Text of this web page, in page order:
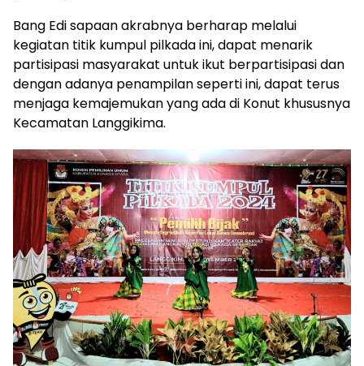
Bang Edi sapaan akrabnya berharap melalui
kegiatan titik kumpul pilkada ini, dapat menarik
partisipasi masyarakat untuk ikut berpartisipasi dan
dengan adanya penampilan seperti ini, dapat terus
menjaga kemajemukan yang ada di Konut khususnya
Kecamatan Langgikima.